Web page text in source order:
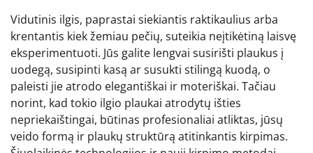
Vidutinis ilgis, paprastai siekiantis raktikaulius arba
krentantis kiek žemiau pečių, suteikia neįtikėtiną laisvę
eksperimentuoti. Jūs galite lengvai susirišti plaukus į
uodegą, susipinti kasą ar susukti stilingą kuodą, o
paleisti jie atrodo elegantiškai ir moteriškai. Tačiau
norint, kad tokio ilgio plaukai atrodytų išties
nepriekaištingai, būtinas profesionaliai atliktas, jūsų
veido formą ir plaukų struktūrą atitinkantis kirpimas.